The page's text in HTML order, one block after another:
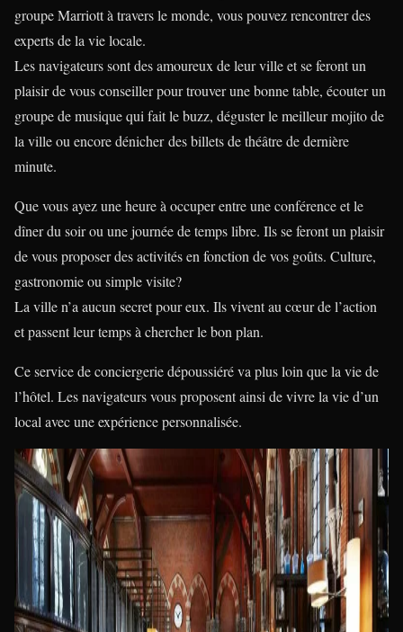
groupe Marriott à travers le monde, vous pouvez rencontrer des
experts de la vie locale.
Les navigateurs sont des amoureux de leur ville et se feront un
plaisir de vous conseiller pour trouver une bonne table, écouter un
groupe de musique qui fait le buzz, déguster le meilleur mojito de
la ville ou encore dénicher des billets de théâtre de dernière
minute.
Que vous ayez une heure à occuper entre une conférence et le
dîner du soir ou une journée de temps libre. Ils se feront un plaisir
de vous proposer des activités en fonction de vos goûts. Culture,
gastronomie ou simple visite?
La ville n’a aucun secret pour eux. Ils vivent au cœur de l’action
et passent leur temps à chercher le bon plan.
Ce service de conciergerie dépoussiéré va plus loin que la vie de
l’hôtel. Les navigateurs vous proposent ainsi de vivre la vie d’un
local avec une expérience personnalisée.